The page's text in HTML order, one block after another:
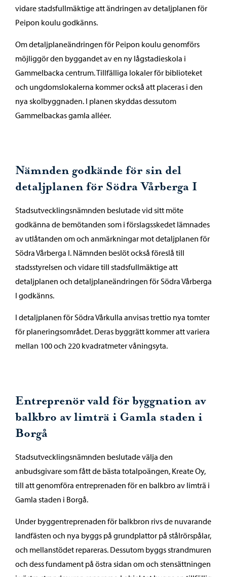
vidare stadsfullmäktige att ändringen av detaljplanen för
Peipon koulu godkänns.
Om detaljplaneändringen för Peipon koulu genomförs
möjliggör den byggandet av en ny lågstadieskola i
Gammelbacka centrum. Tillfälliga lokaler för biblioteket
och ungdomslokalerna kommer också att placeras i den
nya skolbyggnaden. I planen skyddas dessutom
Gammelbackas gamla alléer.
Nämnden godkände för sin del
detaljplanen för Södra Vårberga I
Stadsutvecklingsnämnden beslutade vid sitt möte
godkänna de bemötanden som i förslagsskedet lämnades
av utlåtanden om och anmärkningar mot detaljplanen för
Södra Vårberga I. Nämnden beslöt också föreslå till
stadsstyrelsen och vidare till stadsfullmäktige att
detaljplanen och detaljplaneändringen för Södra Vårberga
I godkänns.
I detaljplanen för Södra Vårkulla anvisas trettio nya tomter
för planeringsområdet. Deras byggrätt kommer att variera
mellan 100 och 220 kvadratmeter våningsyta.
Entreprenör vald för byggnation av
balkbro av limträ i Gamla staden i
Borgå
Stadsutvecklingsnämnden beslutade välja den
anbudsgivare som fått de bästa totalpoängen, Kreate Oy,
till att genomföra entreprenaden för en balkbro av limträ i
Gamla staden i Borgå.
Under byggentreprenaden för balkbron rivs de nuvarande
landfästen och nya byggs på grundplattor på stålrörspålar,
och mellanstödet repareras. Dessutom byggs strandmuren
och dess fundament på östra sidan om och stensättningen